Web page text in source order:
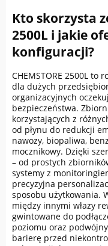
Kto skorzysta
2500L i jakie
konfiguracji?
CHEMSTORE 2500L to
dla dużych
organizacyjnych
bezpieczeństwa.
korzystających z
od płynu do redukcji
nawozy, biopaliwa,
mocznikowy. Dzięki
– od prostych
systemy z
precyzyjna
sposobu użytkowania.
między innymi włazy
gwintowane do
poziomu oraz
barierę przed